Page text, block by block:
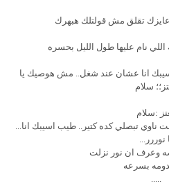
تقلق مش قولتلك هبهرك
اللي نام عليها طول الليل بحسره
انا عشان عند شغل.. مش هوصيك يا
سلام
:سلام
ناوي تبصلي كده كتير.. طيب اسيبك انا...
نوررر...
وعرف ان نور نزلت
بسرعه
.....